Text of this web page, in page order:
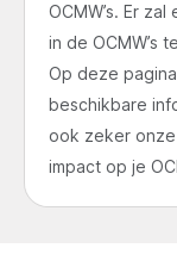
OCMW’s. Er
in de OCMW’s
Op deze
beschikbare
ook zeker
impact op je